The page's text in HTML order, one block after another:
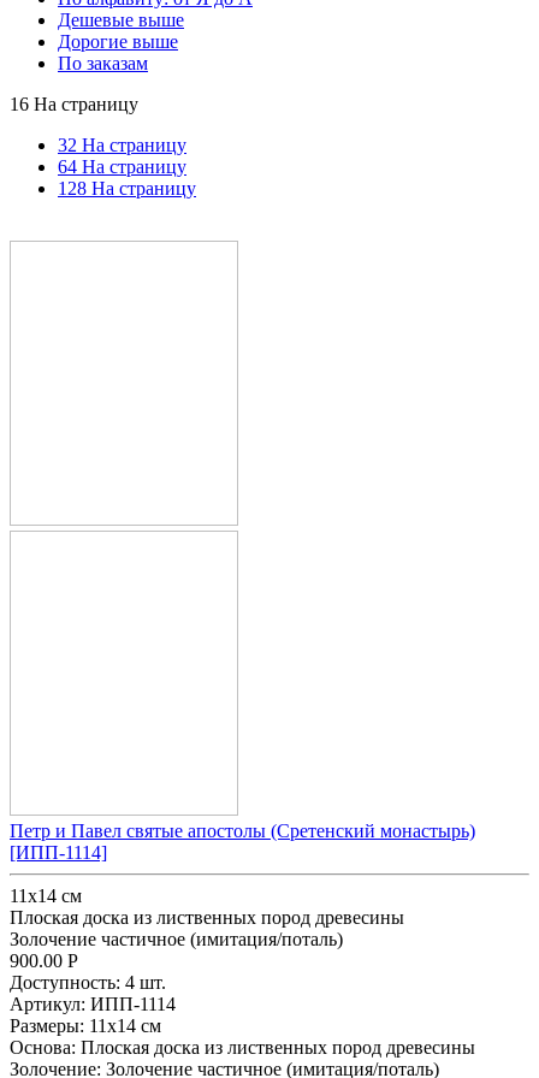
Дешевые выше
Дорогие выше
По заказам
16 На страницу
32 На страницу
64 На страницу
128 На страницу
Петр и Павел святые апостолы (Сретенский монастырь)
[ИПП-1114]
11х14 см
Плоская доска из лиственных пород древесины
Золочение частичное (имитация/поталь)
900.00 Р
Доступность: 4 шт.
Артикул: ИПП-1114
Размеры: 11х14 см
Основа: Плоская доска из лиственных пород древесины
Золочение: Золочение частичное (имитация/поталь)